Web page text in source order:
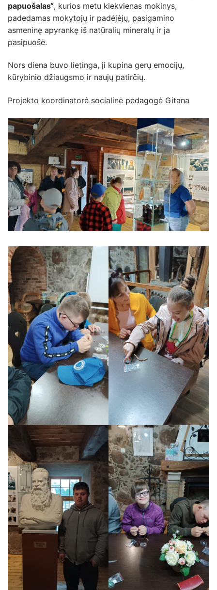
papuošalas“, kurios metu kiekvienas mokinys,
padedamas mokytojų ir padėjėjų, pasigamino
asmeninę apyrankę iš natūralių mineralų ir ja
pasipuošė.
Nors diena buvo lietinga, ji kupina gerų emocijų,
kūrybinio džiaugsmo ir naujų patirčių.
Projekto koordinatorė socialinė pedagogė Gitana